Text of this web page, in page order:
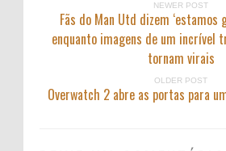
NEWER POST
Fãs do Man Utd dizem ‘estamos
enquanto imagens de um incrível
tornam virais
OLDER POST
Overwatch 2 abre as portas para